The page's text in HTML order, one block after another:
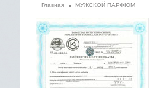
Главная МУЖСКОЙ ПАРФЮМ